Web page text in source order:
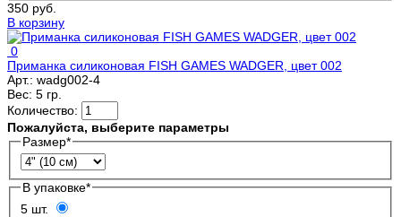
350 руб.
В корзину
0
Приманка силиконовая FISH GAMES WADGER, цвет 002
Арт.: wadg002-4
Вес: 5 гр.
Количество:
Пожалуйста, выберите параметры
Размер*
В упаковке*
5 шт.